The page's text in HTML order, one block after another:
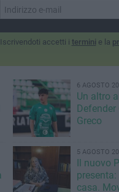
Iscrivendoti accetti i termini e la
6 AGOSTO
Un altro
Greco
5 AGOSTO
Il nuovo
casa.